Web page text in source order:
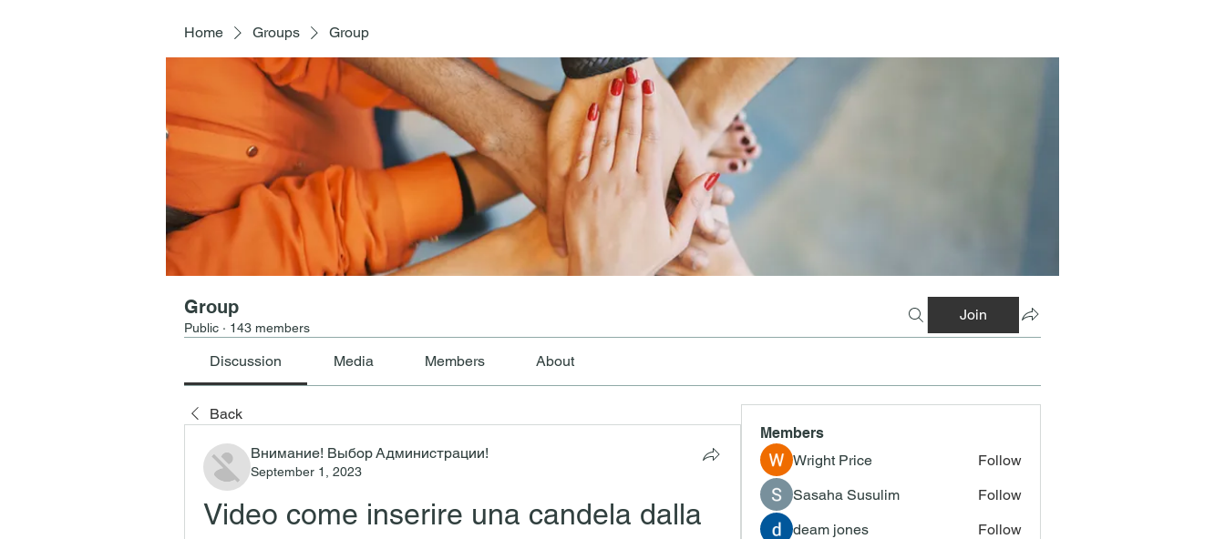
Home Groups Group
Group
Public · 143 members
Join
Discussion Media Members About
Back
Внимание! Выбор Администрации!
September 1, 2023
Video come inserire una candela dalla
Members
Wright Price
Follow
Sasaha Susulim
Follow
deam jones
Follow